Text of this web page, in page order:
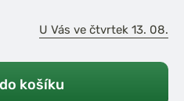
U Vás ve čtvrtek 13. 08.
košíku